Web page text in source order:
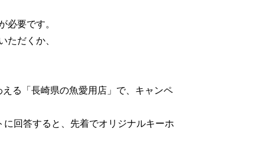
必要です。
ただくか、
る「長崎県の魚愛用店」で、キャンペ
回答すると、先着でオリジナルキーホ